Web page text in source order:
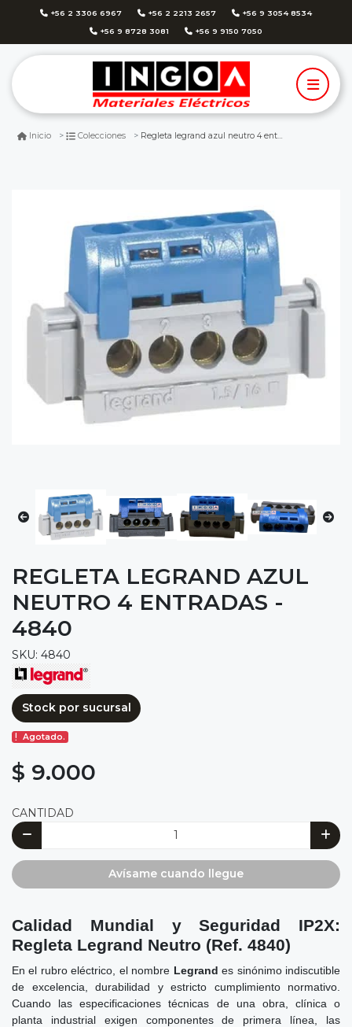
+56 2 3306 6967 +56 2 2213 2657 +56 9 3054 8534
+56 9 8728 3081 +56 9 9150 7050
Inicio Colecciones Regleta legrand azul neutro 4 entradas - 4840
REGLETA LEGRAND AZUL
NEUTRO 4 ENTRADAS -
4840
SKU: 4840
Stock por sucursal
Agotado.
$ 9.000
CANTIDAD
Avísame cuando llegue
Calidad Mundial y Seguridad IP2X:
Regleta Legrand Neutro (Ref. 4840)
En el rubro eléctrico, el nombre Legrand es sinónimo indiscutible
de excelencia, durabilidad y estricto cumplimiento normativo.
Cuando las especificaciones técnicas de una obra, clínica o
planta industrial exigen componentes de primera línea, las